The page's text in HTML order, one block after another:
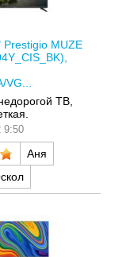
MUZE
ТВ,
9:50
Аня